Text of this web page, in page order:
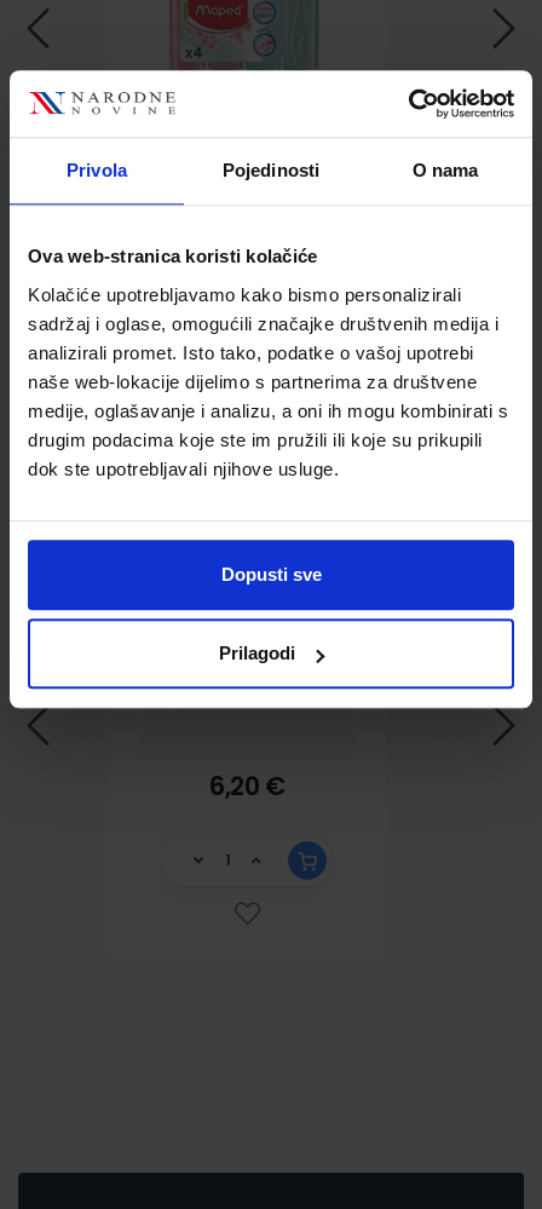
Privola Pojedinosti O nama
Ova web-stranica koristi kolačiće
Kolačiće upotrebljavamo kako bismo personalizirali
sadržaj i oglase, omogućili značajke društvenih medija i
analizirali promet. Isto tako, podatke o vašoj upotrebi
naše web-lokacije dijelimo s partnerima za društvene
medije, oglašavanje i analizu, a oni ih mogu kombinirati s
drugim podacima koje ste im pružili ili koje su prikupili
dok ste upotrebljavali njihove usluge.
Dopusti sve
Prilagodi
Kupci najčešće biraju..
Stroj za spajanje Maped
6,20 €